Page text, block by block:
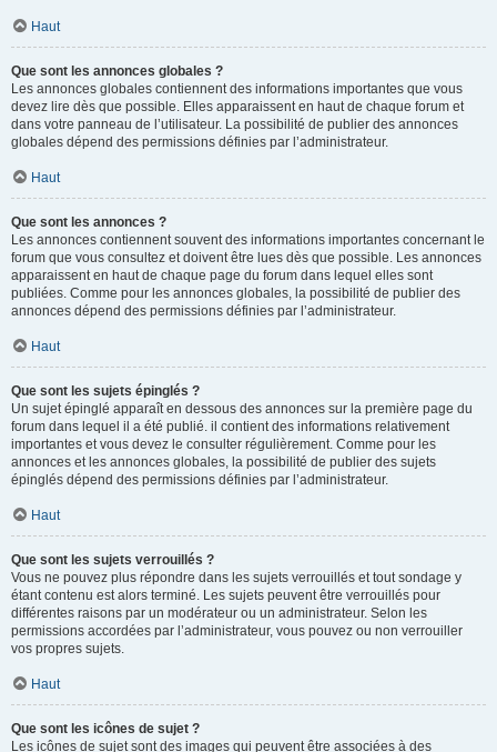
Haut
Que sont les annonces globales ?
Les annonces globales contiennent des informations importantes que vous
devez lire dès que possible. Elles apparaissent en haut de chaque forum et
dans votre panneau de l’utilisateur. La possibilité de publier des annonces
globales dépend des permissions définies par l’administrateur.
Haut
Que sont les annonces ?
Les annonces contiennent souvent des informations importantes concernant le
forum que vous consultez et doivent être lues dès que possible. Les annonces
apparaissent en haut de chaque page du forum dans lequel elles sont
publiées. Comme pour les annonces globales, la possibilité de publier des
annonces dépend des permissions définies par l’administrateur.
Haut
Que sont les sujets épinglés ?
Un sujet épinglé apparaît en dessous des annonces sur la première page du
forum dans lequel il a été publié. il contient des informations relativement
importantes et vous devez le consulter régulièrement. Comme pour les
annonces et les annonces globales, la possibilité de publier des sujets
épinglés dépend des permissions définies par l’administrateur.
Haut
Que sont les sujets verrouillés ?
Vous ne pouvez plus répondre dans les sujets verrouillés et tout sondage y
étant contenu est alors terminé. Les sujets peuvent être verrouillés pour
différentes raisons par un modérateur ou un administrateur. Selon les
permissions accordées par l’administrateur, vous pouvez ou non verrouiller
vos propres sujets.
Haut
Que sont les icônes de sujet ?
Les icônes de sujet sont des images qui peuvent être associées à des